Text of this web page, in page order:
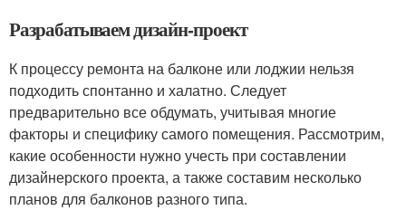
Разрабатываем дизайн-проект
К процессу ремонта на балконе или лоджии нельзя
подходить спонтанно и халатно. Следует
предварительно все обдумать, учитывая многие
факторы и специфику самого помещения. Рассмотрим,
какие особенности нужно учесть при составлении
дизайнерского проекта, а также составим несколько
планов для балконов разного типа.